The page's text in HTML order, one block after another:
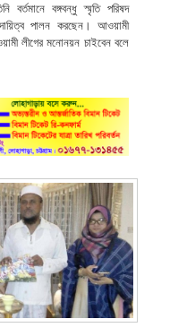
বর্তমানে বঙ্গবন্ধু স্মৃতি পরিষদ
পালন করছেন। আওয়ামী
লীগের মনোনয়ন চাইবেন বলে